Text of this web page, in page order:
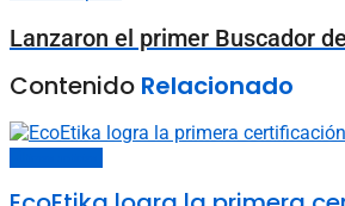
Lanzaron el primer Buscador
Contenido Relacionado